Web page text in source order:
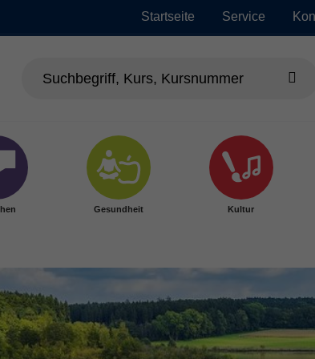
Startseite Service
Gesundheit Kultur